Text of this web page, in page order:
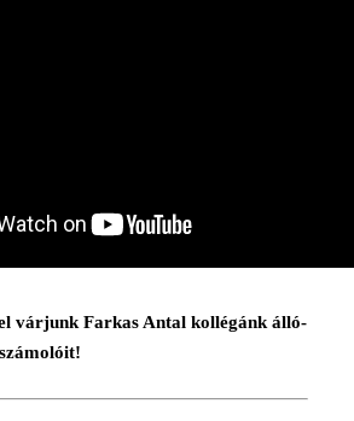
várjunk Farkas Antal kollégánk álló-